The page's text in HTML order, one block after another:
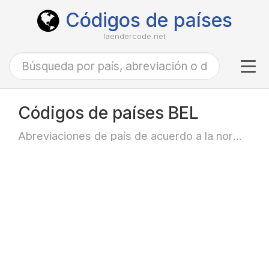
Códigos de países
laendercode.net
Códigos de países BEL
Abreviaciones de país de acuerdo a la norma ISO-3166 alfa-3